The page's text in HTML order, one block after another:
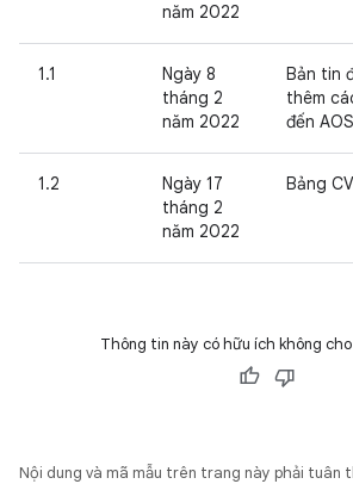
năm 2022
1.1
Ngày 8
tháng 2
năm 2022
Bản tin
thêm
đến
1.2
Ngày 17
tháng 2
năm 2022
Bảng
Thông tin này có hữu ích không
Nội dung và mã mẫu trên trang này phải tuân